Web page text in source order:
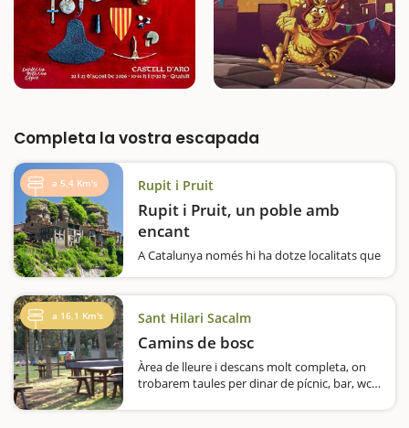
Completa la vostra escapada
a 5,4 Km's Rupit i Pruit
Rupit i Pruit, un poble amb
encant
A Catalunya només hi ha dotze localitats que
jurat que ho decideix està format per
experts i professionals de diferents…
a 16,1 Km's Sant Hilari Sacalm
Camins de bosc
Àrea de lleure i descans molt completa, on
trobarem taules per dinar de pícnic, bar, wc,